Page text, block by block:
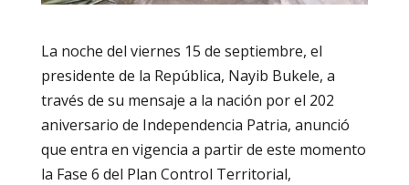
La noche del viernes 15 de septiembre, el
presidente de la República, Nayib Bukele, a
través de su mensaje a la nación por el 202
aniversario de Independencia Patria, anunció
que entra en vigencia a partir de este momento
la Fase 6 del Plan Control Territorial,